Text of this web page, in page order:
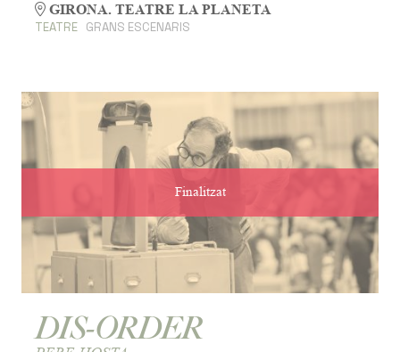
GIRONA. TEATRE LA PLANETA
TEATRE GRANS ESCENARIS
Finalitzat
DIS-ORDER